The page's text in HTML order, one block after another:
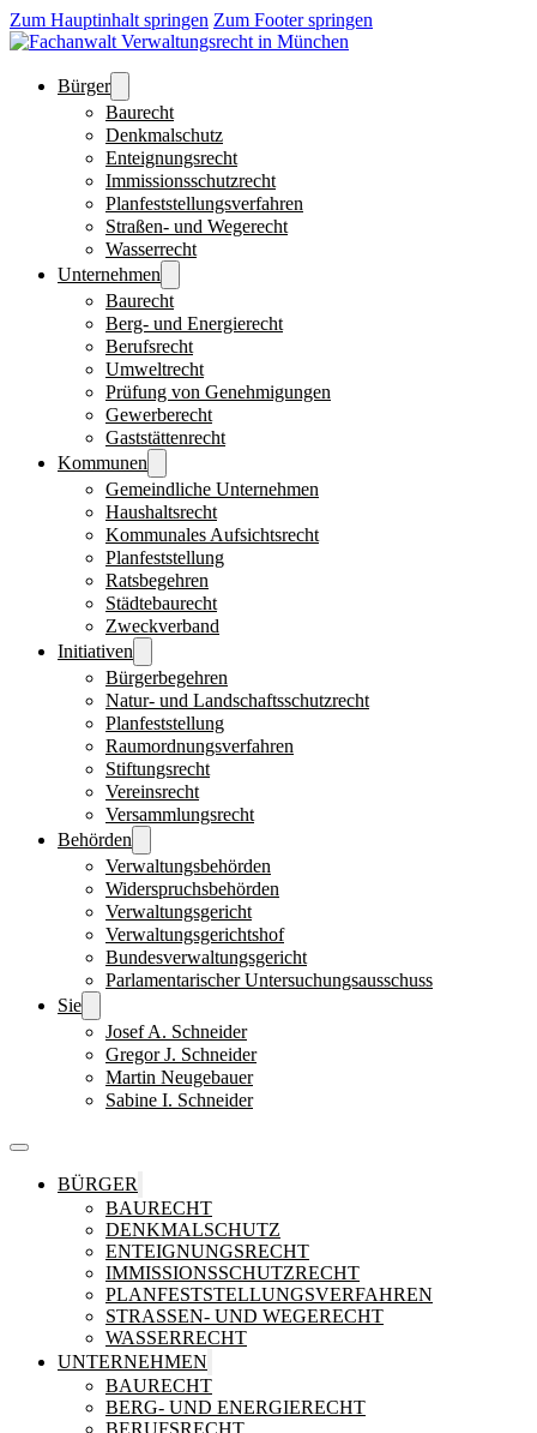
Zum Hauptinhalt springen Zum Footer springen
Bürger
Baurecht
Denkmalschutz
Enteignungsrecht
Immissionsschutzrecht
Planfeststellungsverfahren
Straßen- und Wegerecht
Wasserrecht
Unternehmen
Baurecht
Berg- und Energierecht
Berufsrecht
Umweltrecht
Prüfung von Genehmigungen
Gewerberecht
Gaststättenrecht
Kommunen
Gemeindliche Unternehmen
Haushaltsrecht
Kommunales Aufsichtsrecht
Planfeststellung
Ratsbegehren
Städtebaurecht
Zweckverband
Initiativen
Bürgerbegehren
Natur- und Landschaftsschutzrecht
Planfeststellung
Raumordnungsverfahren
Stiftungsrecht
Vereinsrecht
Versammlungsrecht
Behörden
Verwaltungsbehörden
Widerspruchsbehörden
Verwaltungsgericht
Verwaltungsgerichtshof
Bundesverwaltungsgericht
Parlamentarischer Untersuchungsausschuss
Sie
Josef A. Schneider
Gregor J. Schneider
Martin Neugebauer
Sabine I. Schneider
BÜRGER
BAURECHT
DENKMALSCHUTZ
ENTEIGNUNGSRECHT
IMMISSIONSSCHUTZRECHT
PLANFESTSTELLUNGSVERFAHREN
STRASSEN- UND WEGERECHT
WASSERRECHT
UNTERNEHMEN
BAURECHT
BERG- UND ENERGIERECHT
BERUFSRECHT